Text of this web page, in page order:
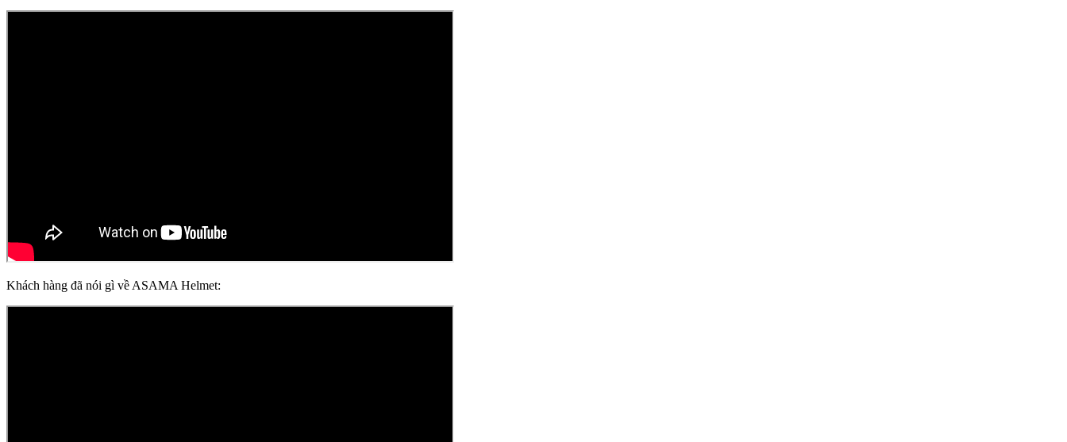
Khách hàng đã nói gì về ASAMA Helmet: